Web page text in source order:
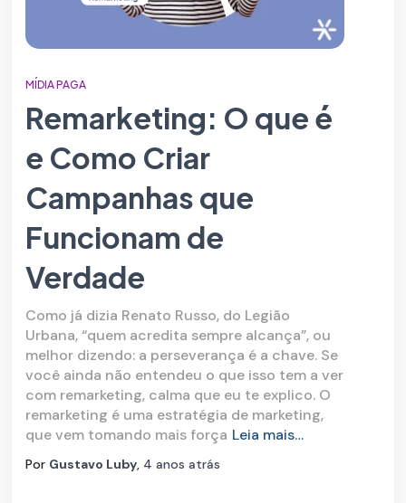
MÍDIA PAGA
Remarketing: O que é
e Como Criar
Campanhas que
Funcionam de
Verdade
Como já dizia Renato Russo, do Legião
Urbana, “quem acredita sempre alcança”, ou
melhor dizendo: a perseverança é a chave. Se
você ainda não entendeu o que isso tem a ver
com remarketing, calma que eu te explico. O
remarketing é uma estratégia de marketing,
que vem tomando mais força Leia mais…
Por Gustavo Luby 4 anos atrás